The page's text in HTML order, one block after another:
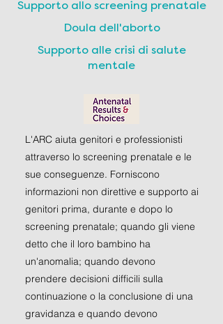
Supporto allo screening prenatale
Doula dell'aborto
Supporto alle crisi di salute
mentale
L'ARC aiuta genitori e professionisti
attraverso lo screening prenatale e le
sue conseguenze. Forniscono
informazioni non direttive e supporto ai
genitori prima, durante e dopo lo
screening prenatale; quando gli viene
detto che il loro bambino ha
un'anomalia; quando devono
prendere decisioni difficili sulla
continuazione o la conclusione di una
gravidanza e quando devono